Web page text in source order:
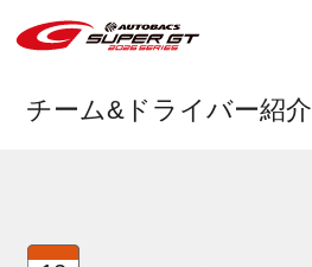
チーム&ドライバー紹介